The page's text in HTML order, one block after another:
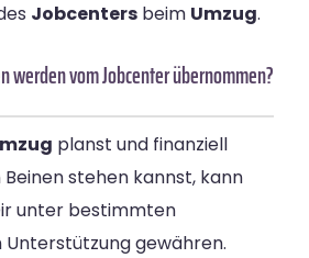
Jobcenters beim Umzug.
werden vom Jobcenter übernommen?
planst und finanziell
stehen kannst, kann
unter bestimmten
Unterstützung gewähren.